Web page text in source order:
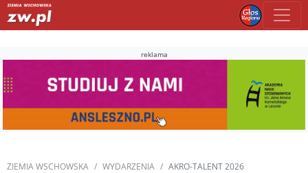
reklama
ZIEMIA WSCHOWSKA WYDARZENIA AKRO-TALENT 2026